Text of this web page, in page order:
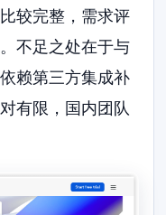
较完整，需求评
不足之处在于与
赖第三方集成补
有限，国内团队